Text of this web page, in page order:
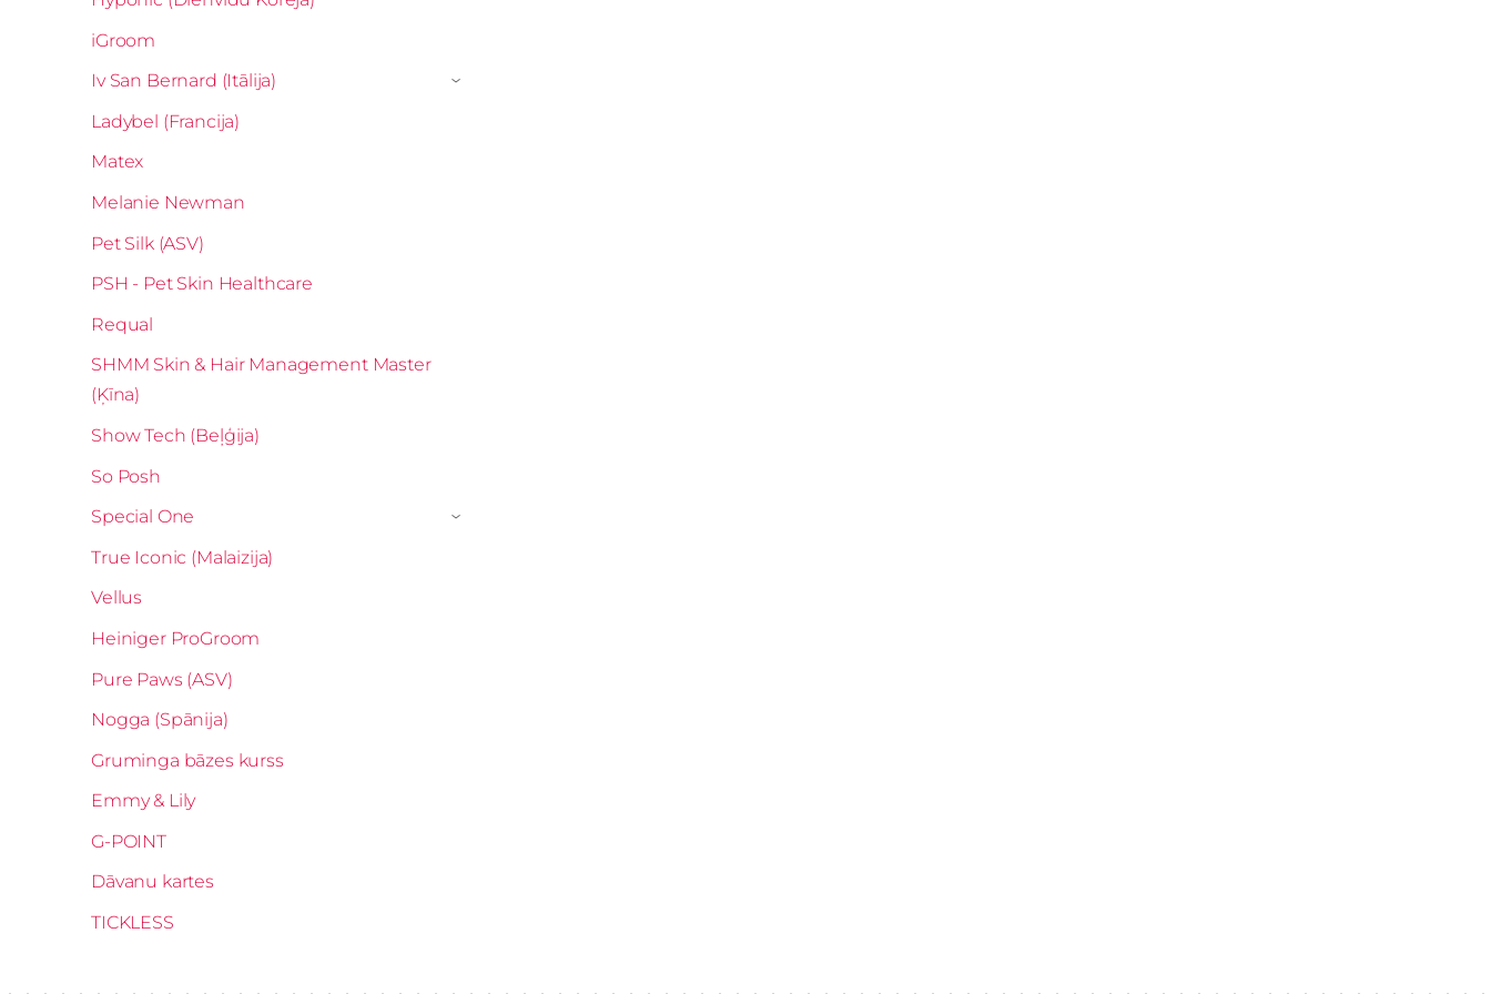
iGroom
Iv San Bernard (Itālija)
›
Ladybel (Francija)
Matex
Melanie Newman
Pet Silk (ASV)
PSH - Pet Skin Healthcare
Requal
SHMM Skin & Hair Management Master
(Ķīna)
Show Tech (Beļģija)
So Posh
Special One
›
True Iconic (Malaizija)
Vellus
Heiniger ProGroom
Pure Paws (ASV)
Nogga (Spānija)
Gruminga bāzes kurss
Emmy & Lily
G-POINT
Dāvanu kartes
TICKLESS